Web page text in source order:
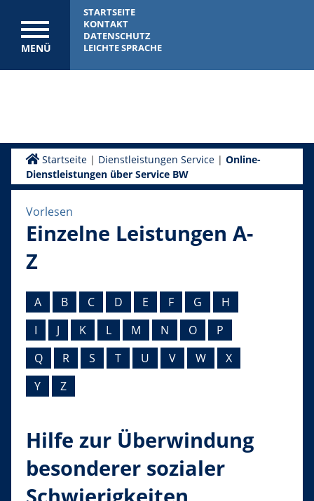
MENÜ
STARTSEITE
KONTAKT
DATENSCHUTZ
LEICHTE SPRACHE
Startseite| Dienstleistungen Service| Online-
Dienstleistungen über Service BW
Vorlesen
Einzelne Leistungen A-
Z
A B C D E F G
H
I
J K L M N O
P
Q
R S T U V W
X
Y
Z
Hilfe zur Überwindung
besonderer sozialer